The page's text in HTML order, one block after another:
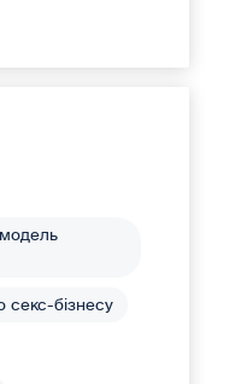
секс-бізнесу